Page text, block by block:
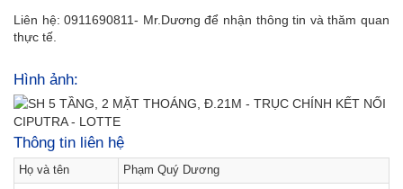
Liên hệ: 0911690811- Mr.Dương để nhận thông tin và thăm quan
thực tế.
Hình ảnh:
Thông tin liên hệ
Họ và tên
Phạm Quý Dương